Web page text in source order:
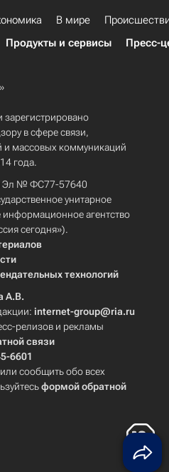
В мире
Продукты и сервисы Пресс-
в сфере связи,
массовых коммуникаций
года.
Эл № ФС77-57640
унитарное
агентство
сегодня»).
технологий
А.В.
internet-group@ria.ru
релизов и рекламы
связи
6601
сообщить обо всех
формой обратной